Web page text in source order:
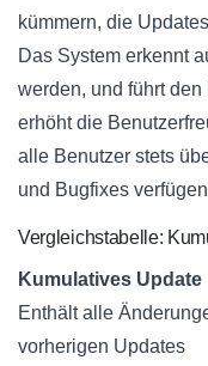
kümmern, die
Das System erkennt
werden, und führt
erhöht die
alle Benutzer stets
und Bugfixes
Vergleichstabelle:
Kumulatives Update
Enthält alle
vorherigen Updates